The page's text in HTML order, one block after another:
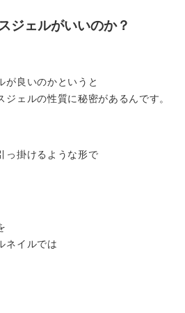
ジェルがいいのか？
が良いのかというと
ジェルの性質に秘密があるんです。
っ掛けるような形で
ネイルでは